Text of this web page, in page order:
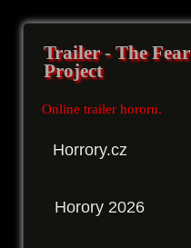
Trailer - The Fear
Project
Online trailer hororu.
Horrory.cz
Horory 2026